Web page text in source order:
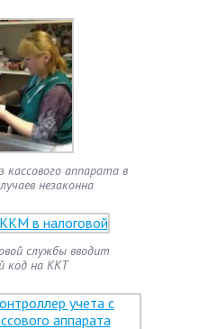
кассового аппарата в
незаконна
службы вводит
код на ККТ